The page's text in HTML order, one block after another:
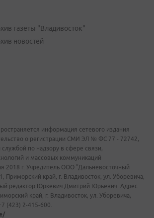
газеты "Владивосток"
новостей
информация сетевого издания
о регистрации СМИ ЭЛ № ФС 77 - 72742,
по надзору в сфере связи,
и массовых коммуникаций
2018 г. Учредитель ООО "Дальневосточный
Приморский край, г. Владивосток, ул. Уборевича,
редактор Юркевич Дмитрий Юрьевич. Адрес
край, г. Владивосток, ул. Уборевича,
(423) 2-415-600.